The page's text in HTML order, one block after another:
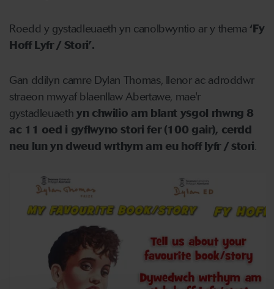
Roedd y gystadleuaeth yn canolbwyntio ar y thema ‘Fy
Hoff Lyfr / Stori’.
Gan ddilyn camre Dylan Thomas, llenor ac adroddwr
straeon mwyaf blaenllaw Abertawe, mae'r
gystadleuaeth yn chwilio am blant ysgol rhwng 8
ac 11 oed i gyflwyno stori fer (100 gair), cerdd
neu lun yn dweud wrthym am eu hoff lyfr / stori.